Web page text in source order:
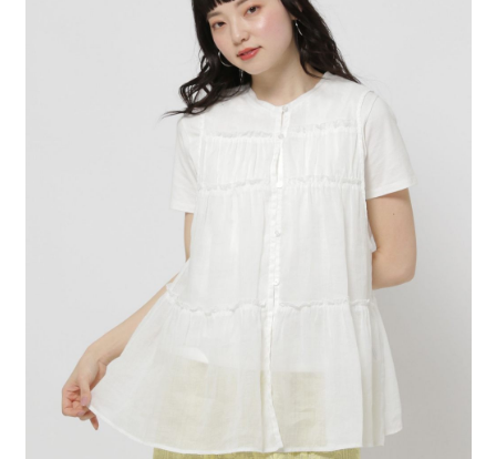
2.透過簡訊連結打開帳單後，可選擇「超商條碼／台灣大直營門市／銀行轉
帳／街口支付／iPASS MONEY」等通路繳費。
1.本服務係由「台灣大哥大股份有限公司」（以下簡稱本公司）所提供，讓
用戶於交易時，得透過本服務購買商品或服務，並由商店將買賣／分期付款
2.基於同意付款使用「大哥付你分期」之契約關係目的，商店將以您的個人
資料（包含姓名、電話或地址）提供予台灣大哥大進項蒐集、處理及利用，
由本公司與您本人進行分期帳單所需資料之確認、核對及更正。
3.完整用戶服務條款，請詳閱以下連結：
https://oppay.tw/userRule
１．於結帳方式選擇「AFTEE先享後付」後，將跳轉至「AFTEE先享後付」
結帳頁面，進行簡訊認證並確認金額後，即可完成結帳。
２．訂單成立數日內，您將收到繳費通知簡訊。
３．收到繳費通知簡訊後14天內，點擊此簡訊中的連結，可透過四大超商／
ATM／網路銀行／等多元方式進行付款，方視為交易完成。
※ 請注意：結帳手續完成當下不需立刻繳費，但若您需要取消訂單，請聯絡
購買商品的店家。未經商家同意取消之訂單仍視為有效，需透過AFTEE先享
是否繳費成功／繳費後需取消欲退款等相關疑問，請聯繫「AFTEE先享後付
https://netprotections.freshdesk.com/support/home
１．透過由恩沛科技股份有限公司提供之「AFTEE先享後付」服務完成之交
易，需依本服務之必要範圍內提供個人資料，並將交易相關給付款項請求債
權轉讓予恩沛科技股份有限公司。
２．關於個人資料處理事宜，請瀏覽以下網址：
https://aftee.tw/terms/#terms3
３．未成年的使用者請事先徵得法定代理人或監護人之同意方可使用
「AFTEE先享後付」，若未經同意申辦者引起之損失，本公司不負相關責
４．使用「AFTEE先享後付」時，將依據個別帳號之用戶狀況，依本公司即
時審查核予不同之上限額度；若仍有額度不足之情形，本公司將視審查結果
請求用戶進行身份認證。
每筆NT$80，滿NT$888(含以上)免運費
每筆NT$80，滿NT$1,500(含以上)免運費
每筆NT$80，滿NT$1,500(含以上)免運費